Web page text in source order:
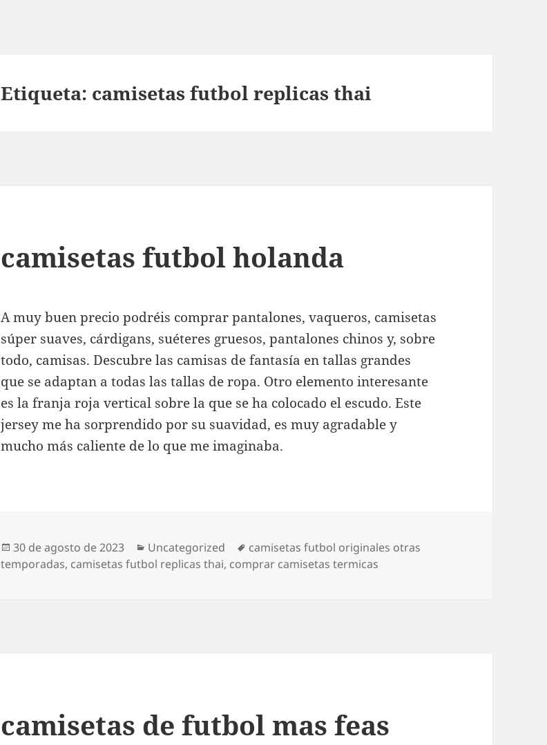
Etiqueta: camisetas futbol replicas thai
camisetas futbol holanda
A muy buen precio podréis comprar pantalones, vaqueros, camisetas
súper suaves, cárdigans, suéteres gruesos, pantalones chinos y, sobre
todo, camisas. Descubre las camisas de fantasía en tallas grandes
que se adaptan a todas las tallas de ropa. Otro elemento interesante
es la franja roja vertical sobre la que se ha colocado el escudo. Este
jersey me ha sorprendido por su suavidad, es muy agradable y
mucho más caliente de lo que me imaginaba.
Publicado
el
30 de agosto de 2023 Categorías
Uncategorized Etiquetas
camisetas futbol originales otras
temporadas, camisetas futbol replicas thai, comprar camisetas termicas
camisetas de futbol mas feas